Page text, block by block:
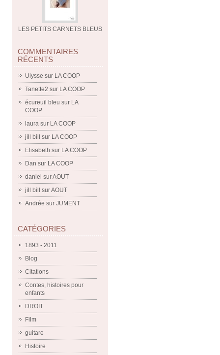
LES PETITS CARNETS BLEUS
COMMENTAIRES
RÉCENTS
Ulysse sur LA COOP
Tanette2 sur LA COOP
écureuil bleu sur LA
COOP
laura sur LA COOP
jill bill
sur LA COOP
Elisabeth sur LA COOP
Dan sur LA COOP
daniel surAOUT
jill bill
surAOUT
Andrée sur JUMENT
CATÉGORIES
1893 - 2011
Blog
Citations
Contes, histoires pour
enfants
DROIT
Film
guitare
Histoire